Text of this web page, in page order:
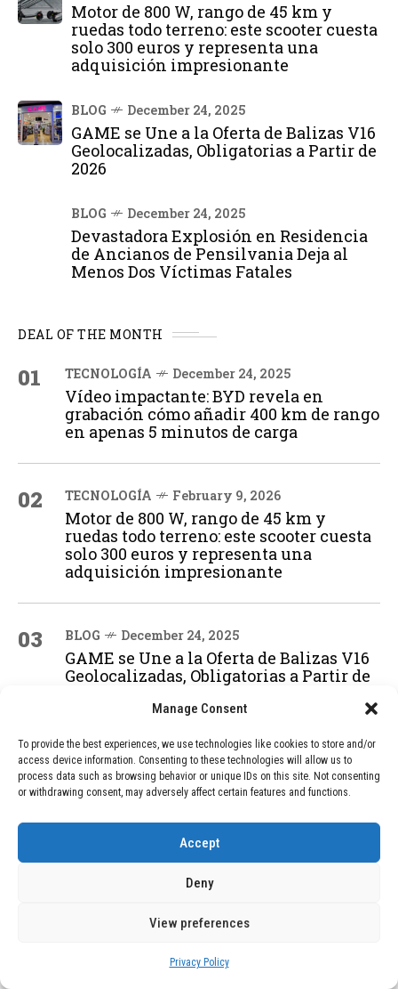
Manage Consent
To provide the best experiences, we use technologies like cookies to store and/or
access device information. Consenting to these technologies will allow us to
process data such as browsing behavior or unique IDs on this site. Not consenting
or withdrawing consent, may adversely affect certain features and functions.
Accept
Deny
View preferences
Privacy Policy
Motor de 800 W, rango de 45 km y
ruedas todo terreno: este scooter cuesta
solo 300 euros y representa una
adquisición impresionante
BLOG December 24, 2025
GAME se Une a la Oferta de Balizas V16
Geolocalizadas, Obligatorias a Partir de
2026
BLOG December 24, 2025
Devastadora Explosión en Residencia
de Ancianos de Pensilvania Deja al
Menos Dos Víctimas Fatales
DEAL OF THE MONTH
01 TECNOLOGÍA December 24, 2025
Vídeo impactante: BYD revela en
grabación cómo añadir 400 km de rango
en apenas 5 minutos de carga
02 TECNOLOGÍA February 9, 2026
Motor de 800 W, rango de 45 km y
ruedas todo terreno: este scooter cuesta
solo 300 euros y representa una
adquisición impresionante
03 BLOG December 24, 2025
GAME se Une a la Oferta de Balizas V16
Geolocalizadas, Obligatorias a Partir de
04 BLOG December 24, 2025
Devastadora Explosión en Residencia
de Ancianos de Pensilvania Deja al